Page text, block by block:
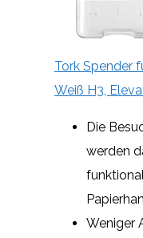
Tork Spender
Weiß H3,
Die
werden
Weniger